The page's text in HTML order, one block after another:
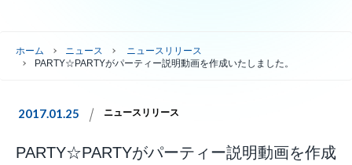
ホーム ニュース
ニュースリリース
PARTY☆PARTYがパーティー説明動画を作成いたしました。
2017.01.25 ニュースリリース
PARTY☆PARTYがパーティー説明動画を作成